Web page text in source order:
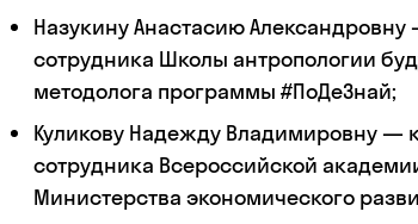
Назукину Анастасию Александровну
сотрудника Школы антропологии
методолога программы #ПоДеЗнай;
Куликову Надежду Владимировну —
сотрудника Всероссийской
Министерства экономического